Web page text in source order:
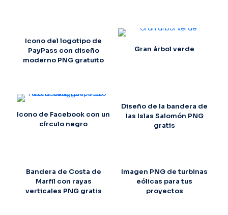
Icono del logotipo de
PayPass con diseño
moderno PNG gratuito
Gran árbol verde
Icono de Facebook con un
círculo negro
Diseño de la bandera de
las Islas Salomón PNG
gratis
Bandera de Costa de
Marfil con rayas
verticales PNG gratis
Imagen PNG de turbinas
eólicas para tus
proyectos